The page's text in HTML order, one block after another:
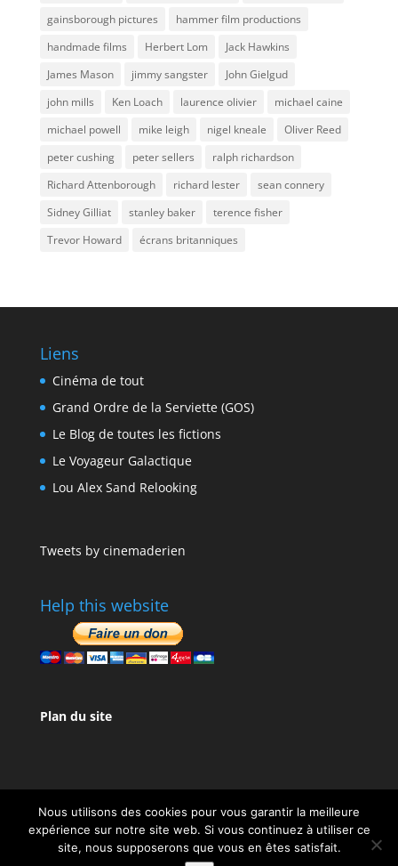
gainsborough pictures
hammer film productions
handmade films
Herbert Lom
Jack Hawkins
James Mason
jimmy sangster
John Gielgud
john mills
Ken Loach laurence olivier
michael caine
michael powell
mike leigh nigel kneale
Oliver Reed
peter cushing
peter sellers
ralph richardson
Richard Attenborough
richard lester
sean connery
Sidney Gilliat
stanley baker
terence fisher
Trevor Howard
écrans britanniques
Liens
Cinéma de tout
Grand Ordre de la Serviette (GOS)
Le Blog de toutes les fictions
Le Voyageur Galactique
Lou Alex Sand Relooking
Tweets by cinemaderien
Help this website
Plan du site
Design deElegant Themes| Propulsé par
Nous utilisons des cookies pour vous garantir la meilleure
expérience sur notre site web. Si vous continuez à utiliser ce
site, nous supposerons que vous en êtes satisfait.